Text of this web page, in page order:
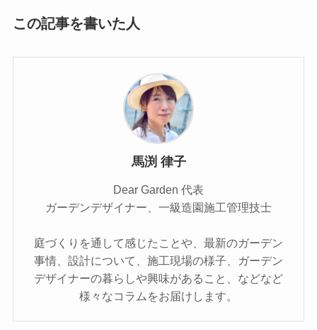
この記事を書いた人
馬渕 律子
Dear Garden 代表
ガーデンデザイナー、一級造園施工管理技士
庭づくりを通して感じたことや、最新のガーデン
事情、設計について、施工現場の様子、ガーデン
デザイナーの暮らしや興味があること、などなど
様々なコラムをお届けします。